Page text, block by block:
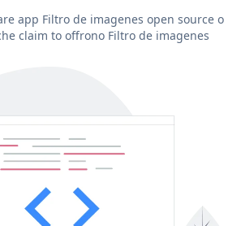
app Filtro de imagenes open source o
claim to offrono Filtro de imagenes